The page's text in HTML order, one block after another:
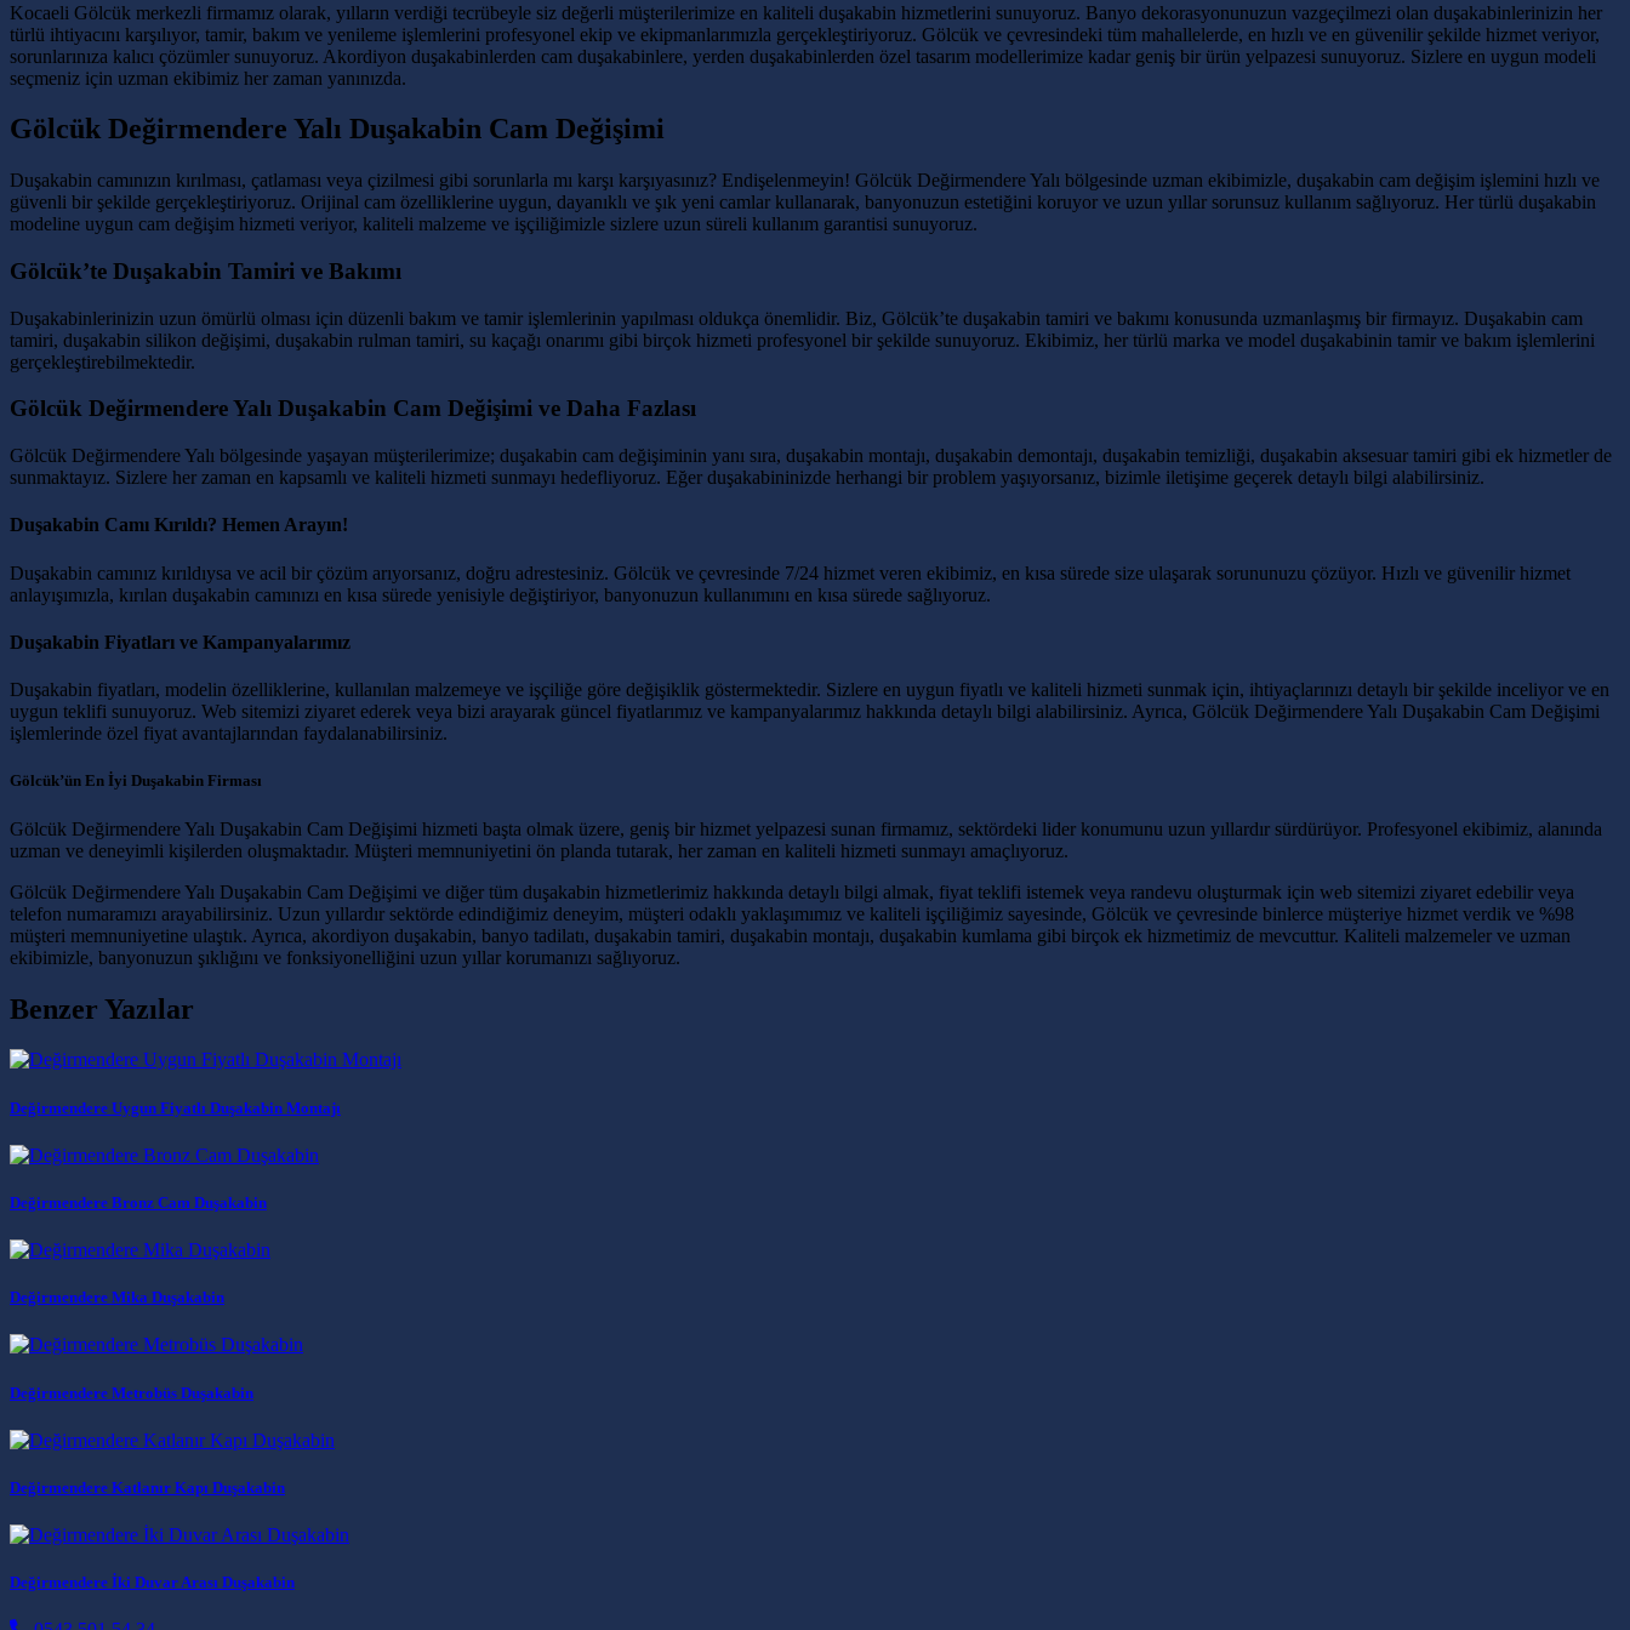
Kocaeli Gölcük merkezli firmamız olarak, yılların verdiği tecrübeyle siz değerli müşterilerimize en kaliteli duşakabin hizmetlerini sunuyoruz. Banyo dekorasyonunuzun vazgeçilmezi olan duşakabinlerinizin her
türlü ihtiyacını karşılıyor, tamir, bakım ve yenileme işlemlerini profesyonel ekip ve ekipmanlarımızla gerçekleştiriyoruz. Gölcük ve çevresindeki tüm mahallelerde, en hızlı ve en güvenilir şekilde hizmet veriyor,
sorunlarınıza kalıcı çözümler sunuyoruz. Akordiyon duşakabinlerden cam duşakabinlere, yerden duşakabinlerden özel tasarım modellerimize kadar geniş bir ürün yelpazesi sunuyoruz. Sizlere en uygun modeli
seçmeniz için uzman ekibimiz her zaman yanınızda.
Gölcük Değirmendere Yalı Duşakabin Cam Değişimi
Duşakabin camınızın kırılması, çatlaması veya çizilmesi gibi sorunlarla mı karşı karşıyasınız? Endişelenmeyin! Gölcük Değirmendere Yalı bölgesinde uzman ekibimizle, duşakabin cam değişim işlemini hızlı ve
güvenli bir şekilde gerçekleştiriyoruz. Orijinal cam özelliklerine uygun, dayanıklı ve şık yeni camlar kullanarak, banyonuzun estetiğini koruyor ve uzun yıllar sorunsuz kullanım sağlıyoruz. Her türlü duşakabin
modeline uygun cam değişim hizmeti veriyor, kaliteli malzeme ve işçiliğimizle sizlere uzun süreli kullanım garantisi sunuyoruz.
Gölcük’te Duşakabin Tamiri ve Bakımı
Duşakabinlerinizin uzun ömürlü olması için düzenli bakım ve tamir işlemlerinin yapılması oldukça önemlidir. Biz, Gölcük’te duşakabin tamiri ve bakımı konusunda uzmanlaşmış bir firmayız. Duşakabin cam
tamiri, duşakabin silikon değişimi, duşakabin rulman tamiri, su kaçağı onarımı gibi birçok hizmeti profesyonel bir şekilde sunuyoruz. Ekibimiz, her türlü marka ve model duşakabinin tamir ve bakım işlemlerini
gerçekleştirebilmektedir.
Gölcük Değirmendere Yalı Duşakabin Cam Değişimi ve Daha Fazlası
Gölcük Değirmendere Yalı bölgesinde yaşayan müşterilerimize; duşakabin cam değişiminin yanı sıra, duşakabin montajı, duşakabin demontajı, duşakabin temizliği, duşakabin aksesuar tamiri gibi ek hizmetler de
sunmaktayız. Sizlere her zaman en kapsamlı ve kaliteli hizmeti sunmayı hedefliyoruz. Eğer duşakabininizde herhangi bir problem yaşıyorsanız, bizimle iletişime geçerek detaylı bilgi alabilirsiniz.
Duşakabin Camı Kırıldı? Hemen Arayın!
Duşakabin camınız kırıldıysa ve acil bir çözüm arıyorsanız, doğru adrestesiniz. Gölcük ve çevresinde 7/24 hizmet veren ekibimiz, en kısa sürede size ulaşarak sorununuzu çözüyor. Hızlı ve güvenilir hizmet
anlayışımızla, kırılan duşakabin camınızı en kısa sürede yenisiyle değiştiriyor, banyonuzun kullanımını en kısa sürede sağlıyoruz.
Duşakabin Fiyatları ve Kampanyalarımız
Duşakabin fiyatları, modelin özelliklerine, kullanılan malzemeye ve işçiliğe göre değişiklik göstermektedir. Sizlere en uygun fiyatlı ve kaliteli hizmeti sunmak için, ihtiyaçlarınızı detaylı bir şekilde inceliyor ve en
uygun teklifi sunuyoruz. Web sitemizi ziyaret ederek veya bizi arayarak güncel fiyatlarımız ve kampanyalarımız hakkında detaylı bilgi alabilirsiniz. Ayrıca, Gölcük Değirmendere Yalı Duşakabin Cam Değişimi
işlemlerinde özel fiyat avantajlarından faydalanabilirsiniz.
Gölcük’ün En İyi Duşakabin Firması
Gölcük Değirmendere Yalı Duşakabin Cam Değişimi hizmeti başta olmak üzere, geniş bir hizmet yelpazesi sunan firmamız, sektördeki lider konumunu uzun yıllardır sürdürüyor. Profesyonel ekibimiz, alanında
uzman ve deneyimli kişilerden oluşmaktadır. Müşteri memnuniyetini ön planda tutarak, her zaman en kaliteli hizmeti sunmayı amaçlıyoruz.
Gölcük Değirmendere Yalı Duşakabin Cam Değişimi ve diğer tüm duşakabin hizmetlerimiz hakkında detaylı bilgi almak, fiyat teklifi istemek veya randevu oluşturmak için web sitemizi ziyaret edebilir veya
telefon numaramızı arayabilirsiniz. Uzun yıllardır sektörde edindiğimiz deneyim, müşteri odaklı yaklaşımımız ve kaliteli işçiliğimiz sayesinde, Gölcük ve çevresinde binlerce müşteriye hizmet verdik ve %98
müşteri memnuniyetine ulaştık. Ayrıca, akordiyon duşakabin, banyo tadilatı, duşakabin tamiri, duşakabin montajı, duşakabin kumlama gibi birçok ek hizmetimiz de mevcuttur. Kaliteli malzemeler ve uzman
ekibimizle, banyonuzun şıklığını ve fonksiyonelliğini uzun yıllar korumanızı sağlıyoruz.
Benzer Yazılar
Değirmendere Uygun Fiyatlı Duşakabin Montajı
Değirmendere Bronz Cam Duşakabin
Değirmendere Mika Duşakabin
Değirmendere Metrobüs Duşakabin
Değirmendere Katlanır Kapı Duşakabin
Değirmendere İki Duvar Arası Duşakabin